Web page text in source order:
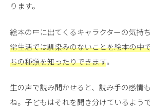
ります。
絵本の中に出てくるキャラクターの気持ち
常生活では馴染みのないことを絵本の中
ちの種類を知ったりできます。
生の声で読み聞かせると、読み手の感情
ね。子どもはそれを聞き分けているようで